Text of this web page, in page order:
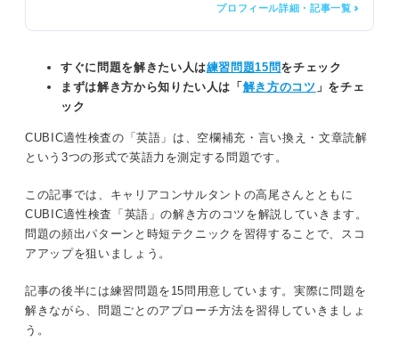
プロフィール詳細・記事一覧 >
すぐに問題を解きたい人は練習問題15問をチェック
まずは解き方から知りたい人は「 解き方のコツ 」をチェ
ック
CUBIC適性検査の「英語」は、空欄補充・言い換え・文章読解
という3つの形式で英語力を測定する問題です。
この記事では、キャリアコンサルタントの高尾さんとともに
CUBIC適性検査「英語」の解き方のコツを解説していきます。
問題の頻出パターンと時短テクニックを習得することで、スコ
アアップを狙いましょう。
記事の後半には練習問題を15問用意しています。実際に問題を
解きながら、問題ごとのアプローチ方法を習得していきましょ
う。